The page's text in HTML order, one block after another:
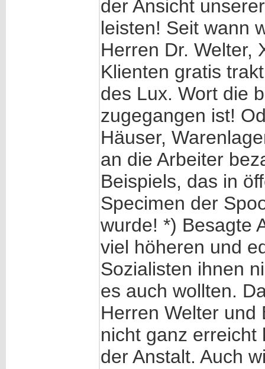
der Ansicht
leisten! Seit wann
Herren Dr. Welter,
Klienten gratis
des Lux. Wort die
zugegangen ist!
Häuser,
an die Arbeiter
Beispiels, das in
Specimen der
wurde! *) Besagte
viel höheren und
Sozialisten ihnen
es auch wollten.
Herren Welter und
nicht ganz erreicht
der Anstalt. Auch